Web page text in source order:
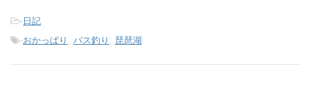
-日記
-おかっぱり バス釣り 琵琶湖